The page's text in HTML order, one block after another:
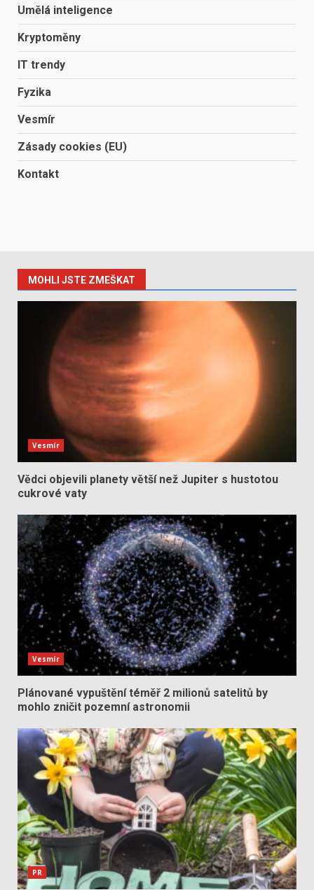
Umělá inteligence
Kryptoměny
IT trendy
Fyzika
Vesmír
Zásady cookies (EU)
Kontakt
MOHLI JSTE ZMEŠKAT
Vesmír
Vědci objevili planety větší než Jupiter s hustotou
cukrové vaty
Vesmír
Plánované vypuštění téměř 2 milionů satelitů by
mohlo zničit pozemní astronomii
PR